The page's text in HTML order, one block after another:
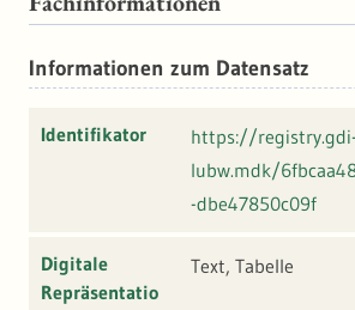
Informationen zum Datensatz
Identifikator
https://
lubw.mdk/
-dbe47850c09f
Digitale
Repräsentatio
Text, Tabelle